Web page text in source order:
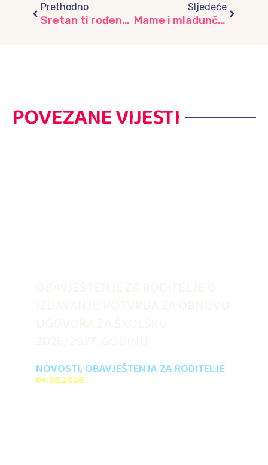
Prethodno
Sretan ti rođendan Grade moj!
Sljedeće
Mame i mladunčad
POVEZANE VIJESTI
NOVOSTI, OBAVJEŠTENJA ZA RODITELJE
04.08.2026